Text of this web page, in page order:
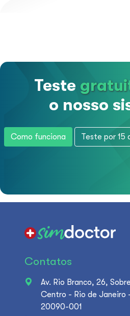
Teste
o nosso
Como funciona Teste por 15
Contatos
Av. Rio Branco, 26,
Centro - Rio de Janeiro
20090-001